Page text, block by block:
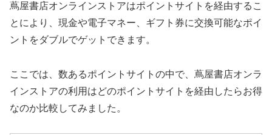
蔦屋書店オンラインストアはポイントサイトを経由するこ
とにより、現金や電子マネー、ギフト券に交換可能なポイ
ントをダブルでゲットできます。
ここでは、数あるポイントサイトの中で、蔦屋書店オンラ
インストアの利用はどのポイントサイトを経由したらお得
なのか比較してみました。